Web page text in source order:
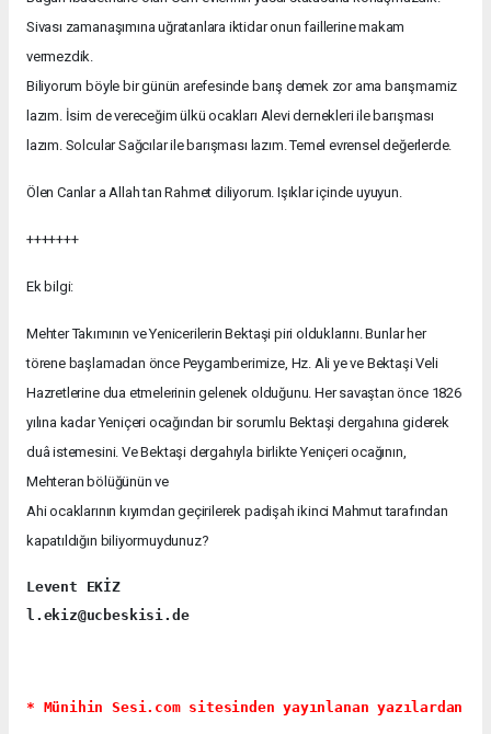
Sivası zamanaşımına uğratanlara iktidar onun faillerine makam
vermezdik.
Biliyorum böyle bir günün arefesinde barış demek zor ama barışmamiz
lazım. İsim de vereceğim ülkü ocakları Alevi dernekleri ile barışması
lazım. Solcular Sağcılar ile barışması lazım. Temel evrensel değerlerde.
Ölen Canlar a Allah tan Rahmet diliyorum. Işıklar içinde uyuyun.
+++++++
Ek bilgi:
Mehter Takımının ve Yenicerilerin Bektaşi piri olduklarını. Bunlar her
törene başlamadan önce Peygamberimize, Hz. Ali ye ve Bektaşi Veli
Hazretlerine dua etmelerinin gelenek olduğunu. Her savaştan önce 1826
yılına kadar Yeniçeri ocağından bir sorumlu Bektaşi dergahına giderek
duâ istemesini. Ve Bektaşi dergahıyla birlikte Yeniçeri ocağının,
Mehteran bölüğünün ve
Ahi ocaklarının kıyımdan geçirilerek padişah ikinci Mahmut tarafından
kapatıldığın biliyormuydunuz?
Levent EKİZ
l.ekiz@ucbeskisi.de
* Münihin Sesi.com sitesinden yayınlanan yazılardan